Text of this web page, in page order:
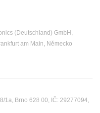
(Deutschland) GmbH,
am Main, Německo
1a, Brno 628 00, IČ: 29277094,